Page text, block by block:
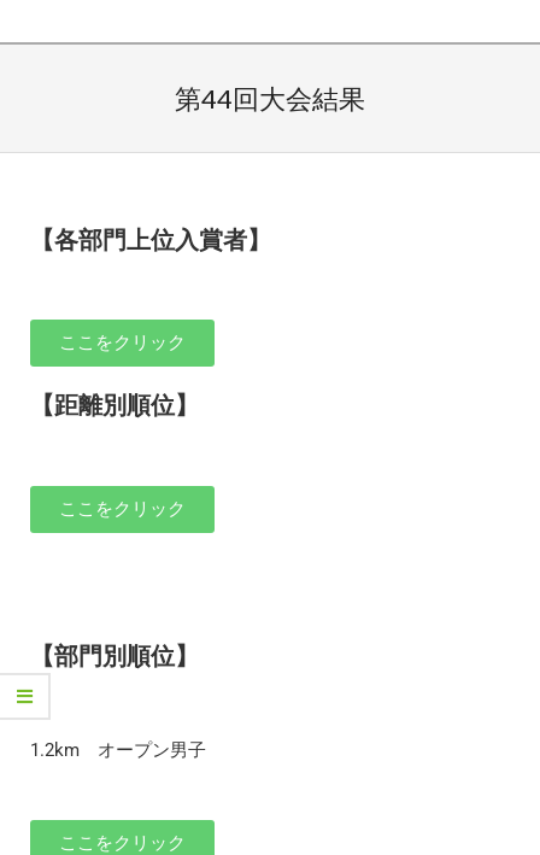
第44回大会結果
【各部門上位入賞者】
ここをクリック
【距離別順位】
ここをクリック
【部門別順位】
1.2km オープン男子
ここをクリック